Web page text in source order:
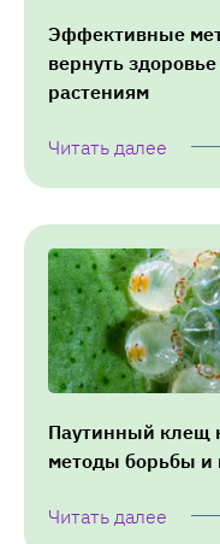
Эффективные
вернуть
растениям
Читать далее
Паутинный клещ
методы борьбы и
Читать далее